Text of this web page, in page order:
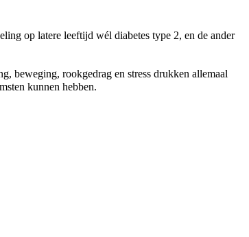
op latere leeftijd wél diabetes type 2, en de ander
beweging, rookgedrag en stress drukken allemaal
kunnen hebben.